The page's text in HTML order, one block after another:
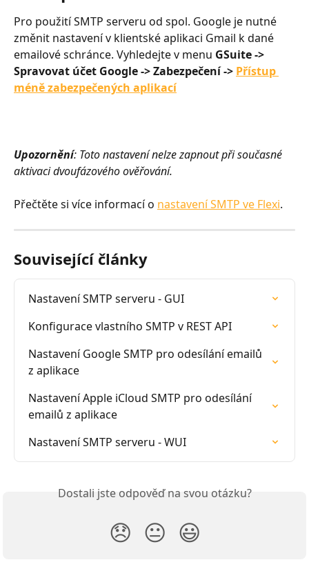
Pro použití SMTP serveru od spol. Google je nutné
změnit nastavení v klientské aplikaci Gmail k dané
emailové schránce. Vyhledejte v menu GSuite ->
Spravovat účet Google -> Zabezpečení -> Přístup
méně zabezpečených aplikací
Upozornění: Toto nastavení nelze zapnout při současné
aktivaci dvoufázového ověřování.
Přečtěte si více informací o nastavení SMTP ve Flexi.
Související články
Nastavení SMTP serveru - GUI
Konfigurace vlastního SMTP v REST API
Nastavení Google SMTP pro odesílání emailů
z aplikace
Nastavení Apple iCloud SMTP pro odesílání
emailů z aplikace
Nastavení SMTP serveru - WUI
Dostali jste odpověď na svou otázku?
😞 😐 😃